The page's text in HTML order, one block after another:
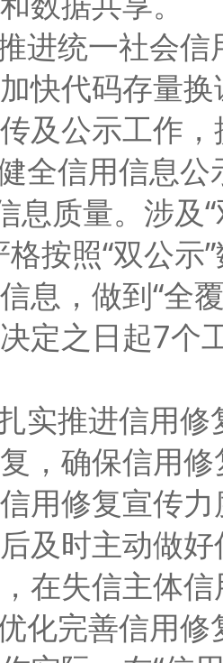
推进统一社会
快代码存量
及公示工作
健全信用信息
息质量。涉
格按照“双公
息，做到“全
定之日起7个
扎实推进信用
，确保信用
用修复宣传
及时主动做
在失信主体
优化完善信用